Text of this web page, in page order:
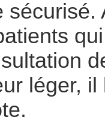
sécurisé.
léger, il